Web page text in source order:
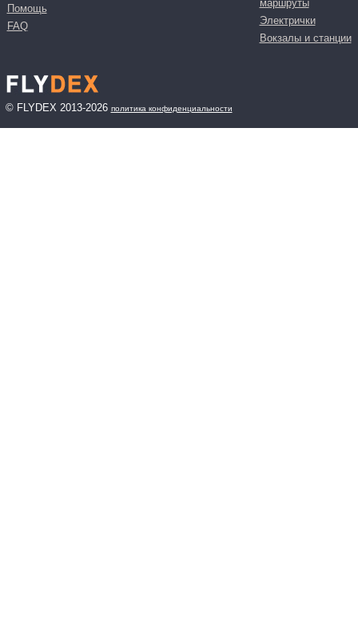
Помощь
FAQ
маршруты
Электрички
Вокзалы и станции
© FLYDEX 2013-2026 политика конфиденциальности